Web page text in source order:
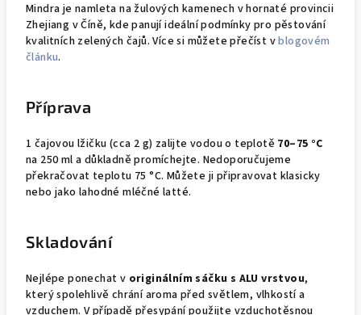
Mindra je namleta na žulových kamenech v hornaté provincii
Zhejiang v Číně, kde panují ideální podmínky pro pěstování
kvalitních zelených čajů. Více si můžete přečíst vblogovém
článku.
Příprava
1 čajovou lžičku (cca 2 g) zalijte vodou o teplotě 70–75 °C
na 250 ml a důkladně promíchejte. Nedoporučujeme
překračovat teplotu 75 °C. Můžete ji připravovat klasicky
nebo jako lahodné mléčné latté.
Skladování
Nejlépe ponechat v originálním sáčku s ALU vrstvou,
který spolehlivě chrání aroma před světlem, vlhkostí a
vzduchem. V případě přesypání použijte vzduchotěsnou